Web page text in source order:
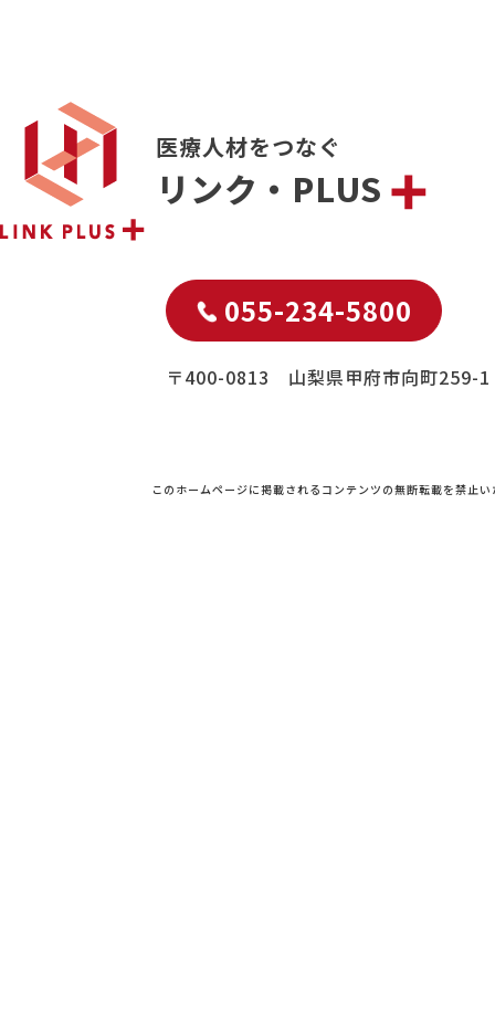
医療人材をつなぐ
リンク・PLUS
055-234-5800
〒400-0813 山梨県甲府市向町259-1
このホームページに掲載されるコンテンツの無断転載を禁止い